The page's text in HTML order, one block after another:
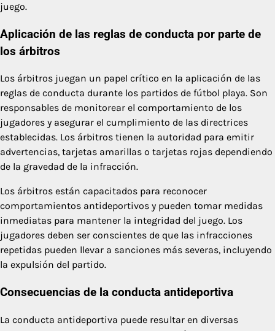
juego.
Aplicación de las reglas de conducta por parte de
los árbitros
Los árbitros juegan un papel crítico en la aplicación de las
reglas de conducta durante los partidos de fútbol playa. Son
responsables de monitorear el comportamiento de los
jugadores y asegurar el cumplimiento de las directrices
establecidas. Los árbitros tienen la autoridad para emitir
advertencias, tarjetas amarillas o tarjetas rojas dependiendo
de la gravedad de la infracción.
Los árbitros están capacitados para reconocer
comportamientos antideportivos y pueden tomar medidas
inmediatas para mantener la integridad del juego. Los
jugadores deben ser conscientes de que las infracciones
repetidas pueden llevar a sanciones más severas, incluyendo
la expulsión del partido.
Consecuencias de la conducta antideportiva
La conducta antideportiva puede resultar en diversas